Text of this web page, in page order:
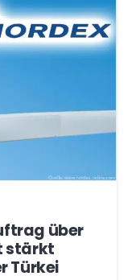
über
stärkt
Türkei